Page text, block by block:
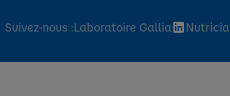
Suivez-nous :Laboratoire Gallia Nutricia